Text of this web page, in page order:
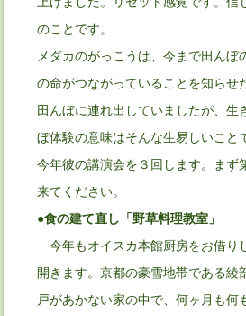
のことです。
メダカのがっこうは、今まで田んぼ
の命がつながっていることを知らせ
田んぼに連れ出していましたが、生
ぼ体験の意味はそんな生易しいこと
今年彼の講演会を３回します。まず
来てください。
●食の建て直し「野草料理教室」
今年もオイスカ本館厨房をお借り
開きます。京都の豪雪地帯である綾
戸があかない家の中で、何ヶ月も何